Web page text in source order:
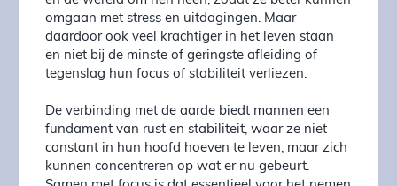
omgaan met stress en uitdagingen. Maar
daardoor ook veel krachtiger in het leven staan
en niet bij de minste of geringste afleiding of
tegenslag hun focus of stabiliteit verliezen.
De verbinding met de aarde biedt mannen een
fundament van rust en stabiliteit, waar ze niet
constant in hun hoofd hoeven te leven, maar zich
kunnen concentreren op wat er nu gebeurt.